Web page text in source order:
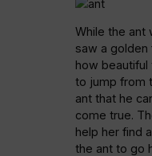
While the ant
saw a golden
how
to jump from
ant that he
come true.
help her find
the ant to go